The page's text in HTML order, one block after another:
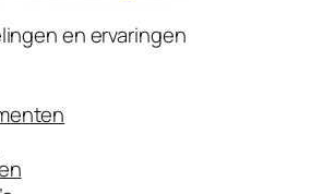
en ervaringen